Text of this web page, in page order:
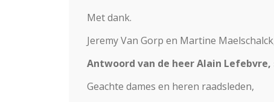
Met dank.
Jeremy Van Gorp en Martine
Antwoord van de heer Alain Lefebvre,
Geachte dames en heren raadsleden,